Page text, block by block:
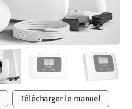
Télécharger le manuel